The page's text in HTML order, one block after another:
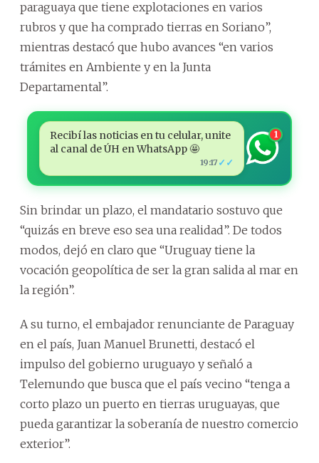
paraguaya que tiene explotaciones en varios
rubros y que ha comprado tierras en Soriano”,
mientras destacó que hubo avances “en varios
trámites en Ambiente y en la Junta
Departamental”.
Recibí las noticias en tu celular, unite
al canal de ÚH en WhatsApp 🤩
19:17 ✓✓
1
Sin brindar un plazo, el mandatario sostuvo que
“quizás en breve eso sea una realidad”. De todos
modos, dejó en claro que “Uruguay tiene la
vocación geopolítica de ser la gran salida al mar en
la región”.
A su turno, el embajador renunciante de Paraguay
en el país, Juan Manuel Brunetti, destacó el
impulso del gobierno uruguayo y señaló a
Telemundo que busca que el país vecino “tenga a
corto plazo un puerto en tierras uruguayas, que
pueda garantizar la soberanía de nuestro comercio
exterior”.